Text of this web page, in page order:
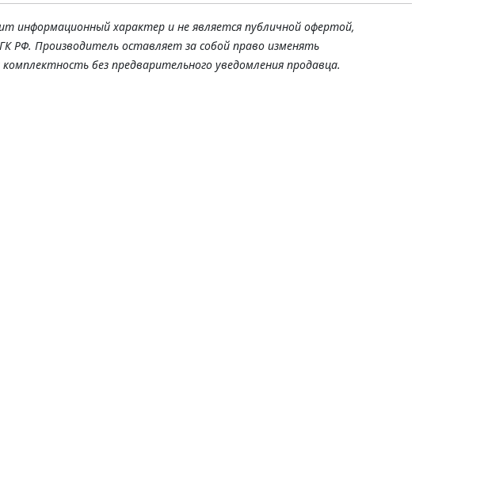
информационный характер и не является публичной офертой,
РФ. Производитель оставляет за собой право изменять
без предварительного уведомления продавца.